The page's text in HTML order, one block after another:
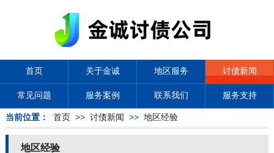
首页 关于金诚 地区服务 讨债新闻
常见问题 服务案例 联系我们 服务支持
当前位置： 首页 >> 讨债新闻 >> 地区经验
地区经验